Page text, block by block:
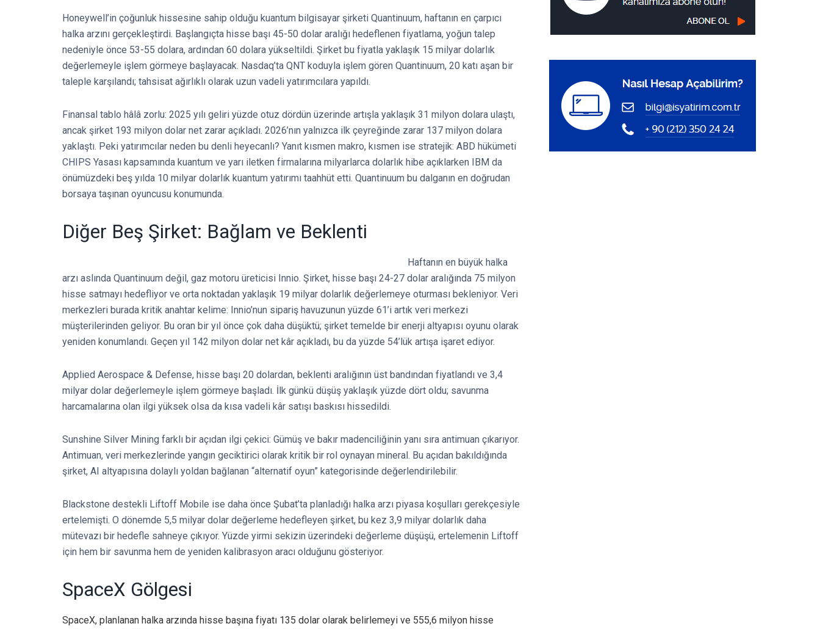
Honeywell’in çoğunluk hissesine sahip olduğu kuantum bilgisayar şirketi Quantinuum, haftanın en çarpıcı
halka arzını gerçekleştirdi. Başlangıçta hisse başı 45-50 dolar aralığı hedeflenen fiyatlama, yoğun talep
nedeniyle önce 53-55 dolara, ardından 60 dolara yükseltildi. Şirket bu fiyatla yaklaşık 15 milyar dolarlık
değerlemeyle işlem görmeye başlayacak. Nasdaq’ta QNT koduyla işlem gören Quantinuum, 20 katı aşan bir
taleple karşılandı; tahsisat ağırlıklı olarak uzun vadeli yatırımcılara yapıldı.
Finansal tablo hâlâ zorlu: 2025 yılı geliri yüzde otuz dördün üzerinde artışla yaklaşık 31 milyon dolara ulaştı,
ancak şirket 193 milyon dolar net zarar açıkladı. 2026’nın yalnızca ilk çeyreğinde zarar 137 milyon dolara
yaklaştı. Peki yatırımcılar neden bu denli heyecanlı? Yanıt kısmen makro, kısmen ise stratejik: ABD hükümeti
CHIPS Yasası kapsamında kuantum ve yarı iletken firmalarına milyarlarca dolarlık hibe açıklarken IBM da
önümüzdeki beş yılda 10 milyar dolarlık kuantum yatırımı taahhüt etti. Quantinuum bu dalganın en doğrudan
borsaya taşınan oyuncusu konumunda.
Diğer Beş Şirket: Bağlam ve Beklenti
Haftanın en büyük halka
arzı aslında Quantinuum değil, gaz motoru üreticisi Innio. Şirket, hisse başı 24-27 dolar aralığında 75 milyon
hisse satmayı hedefliyor ve orta noktadan yaklaşık 19 milyar dolarlık değerlemeye oturması bekleniyor. Veri
merkezleri burada kritik anahtar kelime: Innio’nun sipariş havuzunun yüzde 61’i artık veri merkezi
müşterilerinden geliyor. Bu oran bir yıl önce çok daha düşüktü; şirket temelde bir enerji altyapısı oyunu olarak
yeniden konumlandı. Geçen yıl 142 milyon dolar net kâr açıkladı, bu da yüzde 54’lük artışa işaret ediyor.
Applied Aerospace & Defense, hisse başı 20 dolardan, beklenti aralığının üst bandından fiyatlandı ve 3,4
milyar dolar değerlemeyle işlem görmeye başladı. İlk günkü düşüş yaklaşık yüzde dört oldu; savunma
harcamalarına olan ilgi yüksek olsa da kısa vadeli kâr satışı baskısı hissedildi.
Sunshine Silver Mining farklı bir açıdan ilgi çekici: Gümüş ve bakır madenciliğinin yanı sıra antimuan çıkarıyor.
Antimuan, veri merkezlerinde yangın geciktirici olarak kritik bir rol oynayan mineral. Bu açıdan bakıldığında
şirket, AI altyapısına dolaylı yoldan bağlanan “alternatif oyun” kategorisinde değerlendirilebilir.
Blackstone destekli Liftoff Mobile ise daha önce Şubat’ta planladığı halka arzı piyasa koşulları gerekçesiyle
ertelemişti. O dönemde 5,5 milyar dolar değerleme hedefleyen şirket, bu kez 3,9 milyar dolarlık daha
mütevazı bir hedefle sahneye çıkıyor. Yüzde yirmi sekizin üzerindeki değerleme düşüşü, ertelemenin Liftoff
için hem bir savunma hem de yeniden kalibrasyon aracı olduğunu gösteriyor.
SpaceX Gölgesi
SpaceX, planlanan halka arzında hisse başına fiyatı 135 dolar olarak belirlemeyi ve 555,6 milyon hisse